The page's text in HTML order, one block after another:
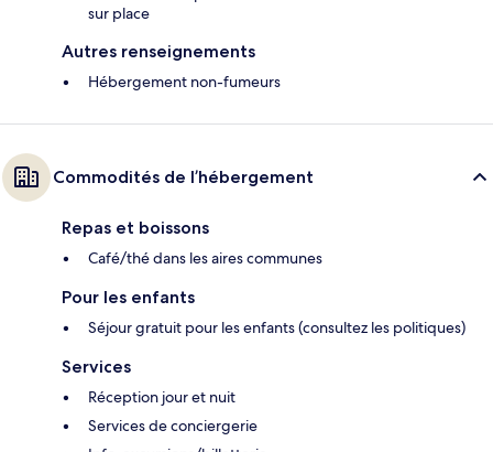
sur place
Autres renseignements
Hébergement non-fumeurs
Commodités de l’hébergement
Repas et boissons
Café/thé dans les aires communes
Pour les enfants
Séjour gratuit pour les enfants (consultez les politiques)
Services
Réception jour et nuit
Services de conciergerie